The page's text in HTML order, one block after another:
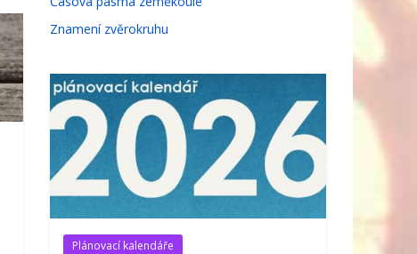
Znamení zvěrokruhu
Plánovací kalendáře